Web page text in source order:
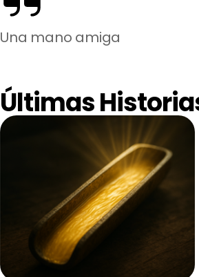
Una mano amiga
Últimas